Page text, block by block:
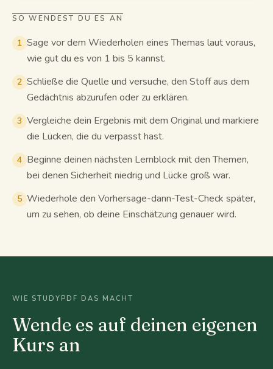
SO WENDEST DU ES AN
1 Sage vor dem Wiederholen eines Themas laut voraus,
wie gut du es von 1 bis 5 kannst.
2 Schließe die Quelle und versuche, den Stoff aus dem
Gedächtnis abzurufen oder zu erklären.
3 Vergleiche dein Ergebnis mit dem Original und markiere
die Lücken, die du verpasst hast.
4 Beginne deinen nächsten Lernblock mit den Themen,
bei denen Sicherheit niedrig und Lücke groß war.
5 Wiederhole den Vorhersage-dann-Test-Check später,
um zu sehen, ob deine Einschätzung genauer wird.
WIE STUDYPDF DAS MACHT
Wende es auf deinen eigenen
Kurs an